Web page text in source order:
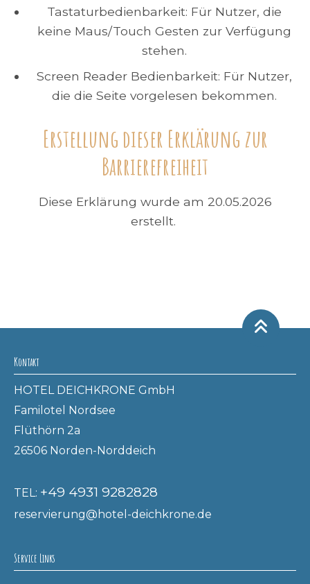
Tastaturbedienbarkeit: Für Nutzer, die
keine Maus/Touch Gesten zur Verfügung
stehen.
Screen Reader Bedienbarkeit: Für Nutzer,
die die Seite vorgelesen bekommen.
Erstellung dieser Erklärung zur
Barrierefreiheit
Diese Erklärung wurde am 20.05.2026
erstellt.
Kontakt
HOTEL DEICHKRONE GmbH
Familotel Nordsee
Flüthörn 2a
26506 Norden-Norddeich
TEL: +49 4931 9282828
reservierung@hotel-deichkrone.de
Service Links